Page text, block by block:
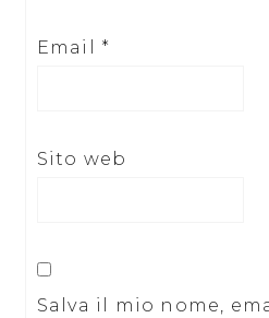
Email *
Sito web
Salva il mio nome,